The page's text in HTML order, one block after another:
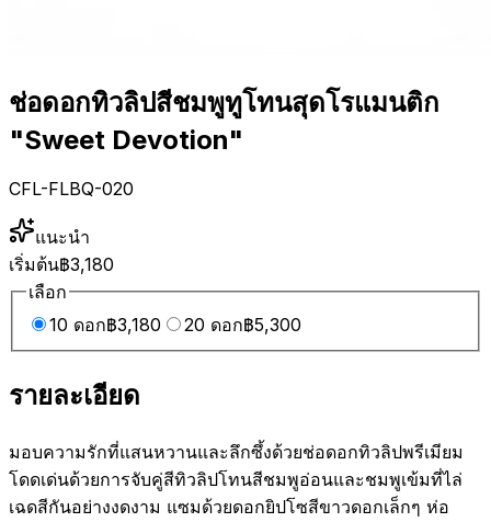
ช่อดอกทิวลิปสีชมพูทูโทนสุดโรแมนติก
"Sweet Devotion"
CFL-FLBQ-020
แนะนำ
เริ่มต้น฿3,180
เลือก
10 ดอก฿3,180 20 ดอก฿5,300
รายละเอียด
มอบความรักที่แสนหวานและลึกซึ้งด้วยช่อดอกทิวลิปพรีเมียม
โดดเด่นด้วยการจับคู่สีทิวลิปโทนสีชมพูอ่อนและชมพูเข้มที่ไล่
เฉดสีกันอย่างงดงาม แซมด้วยดอกยิปโซสีขาวดอกเล็กๆ ห่อ